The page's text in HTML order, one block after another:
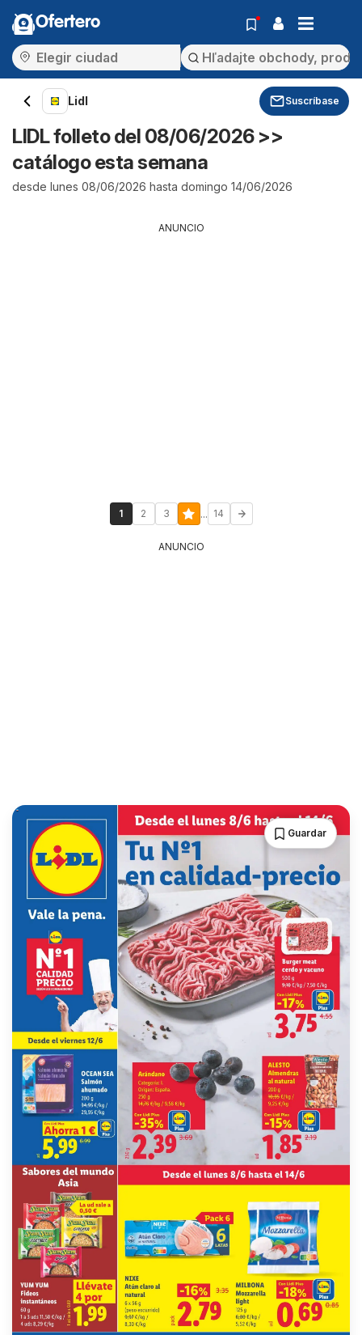
Ofertero
Lidl Suscríbase
LIDL folleto del 08/06/2026 >>
catálogo esta semana
desde lunes 08/06/2026 hasta domingo 14/06/2026
ANUNCIO
1 2 3 ... 14
ANUNCIO
Guardar